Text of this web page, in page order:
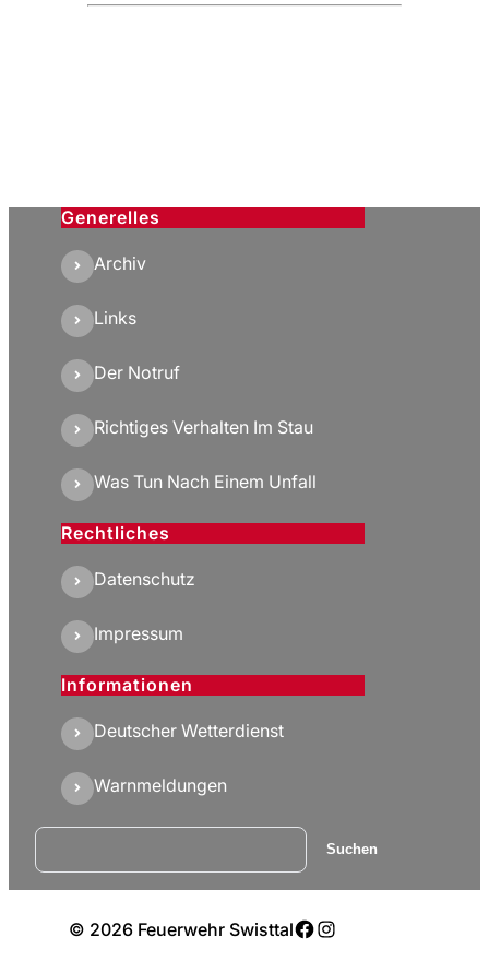
Generelles
Archiv
Links
Der Notruf
Richtiges Verhalten Im Stau
Was Tun Nach Einem Unfall
Rechtliches
Datenschutz
Impressum
Informationen
Deutscher Wetterdienst
Warnmeldungen
Suchen Suchen
© 2026 Feuerwehr SwisttalFacebook
Instagram